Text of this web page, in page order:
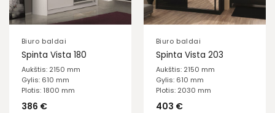
Biuro baldai
Spinta Vista 180
Aukštis: 2150 mm
Gylis: 610 mm
Plotis: 1800 mm
386 €
Biuro baldai
Spinta Vista 203
Aukštis: 2150 mm
Gylis: 610 mm
Plotis: 2030 mm
403 €